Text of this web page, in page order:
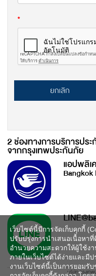
*
ยกเลิก
2 ช่องทางการบริการปร
จากกรุงเทพประกันภัย
แอปพลิเ
Bangkok
เว็บไซต์นี้มีการจัดเก็บคุกกี้
ปรับปรุงการนำเสนอเนื้อหา
อำนวยความสะดวกให้ผู้ใช้ง
ภายในเว็บไซต์ได้ง่ายและมี
งานเว็บไซต์นี้เป็นการยอมรั
บริษัท กรุงเทพ